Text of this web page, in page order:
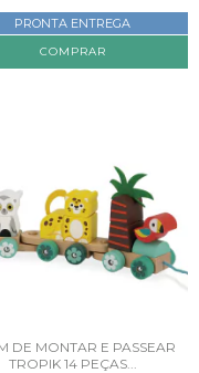
PRONTA ENTREGA
DE MONTAR E PASSEAR
TROPIK 14 PEÇAS...